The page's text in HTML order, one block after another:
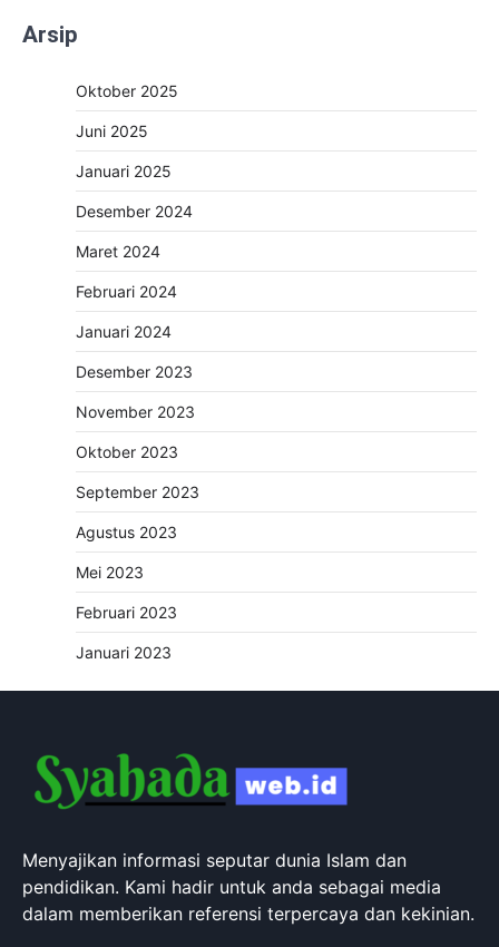
Arsip
Oktober 2025
Juni 2025
Januari 2025
Desember 2024
Maret 2024
Februari 2024
Januari 2024
Desember 2023
November 2023
Oktober 2023
September 2023
Agustus 2023
Mei 2023
Februari 2023
Januari 2023
Menyajikan informasi seputar dunia Islam dan
pendidikan. Kami hadir untuk anda sebagai media
dalam memberikan referensi terpercaya dan kekinian.